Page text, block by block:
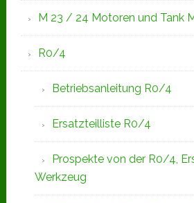
M 23 / 24 Motoren und Tank
R0/4
Betriebsanleitung R0/4
Ersatzteilliste R0/4
Prospekte von der R0/4,
Werkzeug